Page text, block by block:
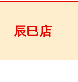
辰巳店